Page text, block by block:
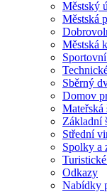
Městský
Městská
Městská
Sběrný
Domov
Mateřská
Základní
Střední
Spolky a
Odkazy
Nabídky